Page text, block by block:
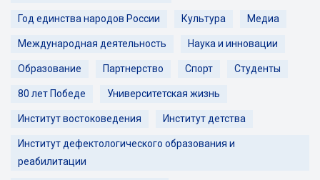
Год единства народов России Культура Медиа
Международная деятельность Наука и инновации
Образование Партнерство Спорт Студенты
80 лет Победе Университетская жизнь
Институт востоковедения Институт детства
Институт дефектологического образования и
реабилитации